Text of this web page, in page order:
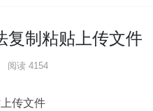
复制粘贴上传文件
阅读 4154
传文件